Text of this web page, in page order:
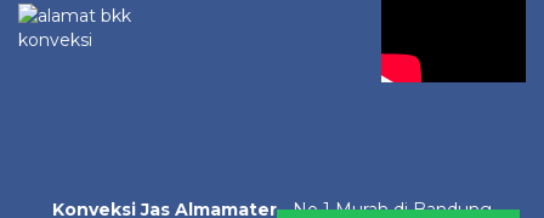
Konveksi Jas Almamater- No 1 Murah di Bandung